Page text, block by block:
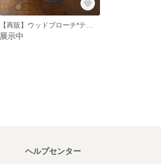
展示中
ヘルプセンター